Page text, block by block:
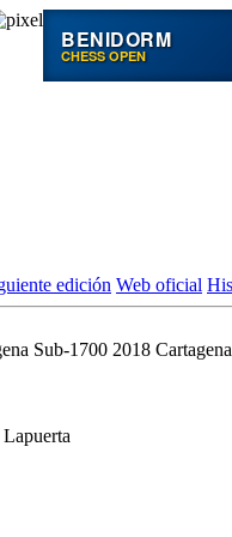
BENIDORM
CHESS OPEN
edición Web oficial
Sub-1700 2018